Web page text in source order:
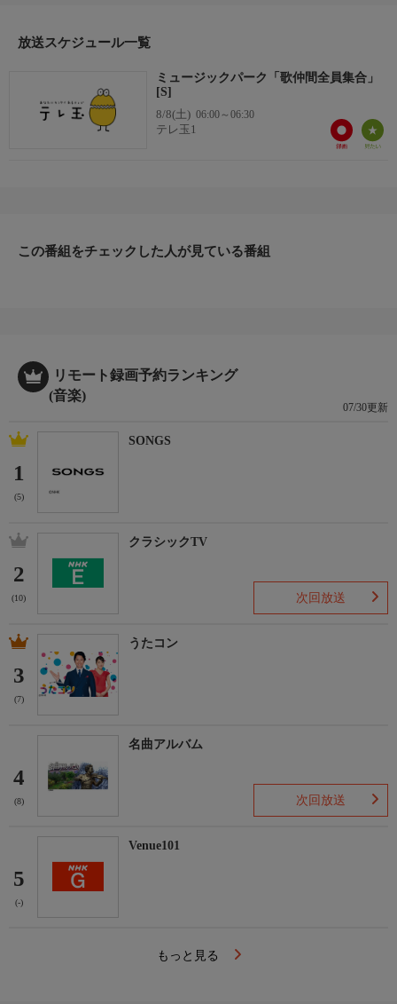
放送スケジュール一覧
ミュージックパーク「歌仲間全員集合」
[S]
8/8(土) 06:00～06:30
テレ玉1
この番組をチェックした人が見ている番組
リモート録画予約ランキング
(音楽)
07/30更新
1
(5)
SONGS
2
(10)
クラシックTV
次回放送
3
(7)
うたコン
4
(8)
名曲アルバム
次回放送
5
(-)
Venue101
もっと見る